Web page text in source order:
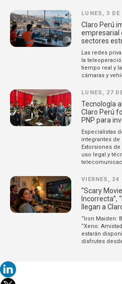
LUNES, 3
Claro Perú
empresarial
sectores
Las redes
la
tiempo real y
cámaras y
LUNES, 27
Tecnología
Claro Perú
PNP para
Especialistas
integrantes de
Extorsiones
uso legal y
VIERNES, 24
“Scary
Incorrecta”,
llegan a
“Iron Maiden:
“Xeno:
estarán
disfrutes